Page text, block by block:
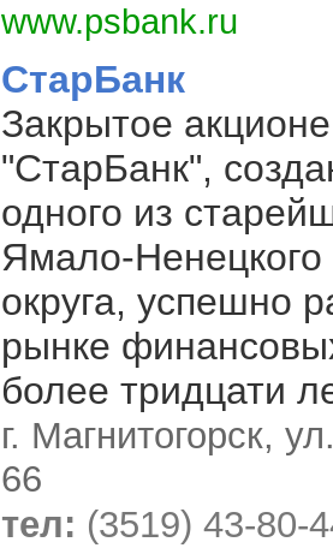
www.psbank.ru
СтарБанк
Закрытое
"СтарБанк",
одного из
Ямало-Ненецкого
округа, успешно
рынке
более тридцати
г. Магнитогорск,
66
тел: (3519) 43-80-